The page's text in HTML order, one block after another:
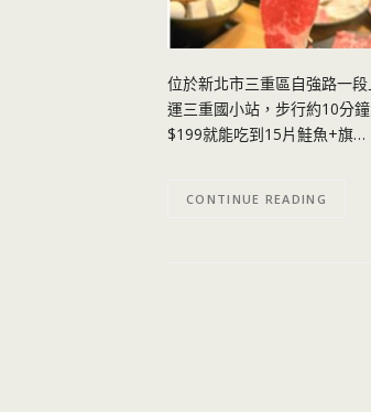
位於新北市三重區自強路一
運三重國小站，步行約10分
$199就能吃到15片鮭魚+旗…
CONTINUE READING